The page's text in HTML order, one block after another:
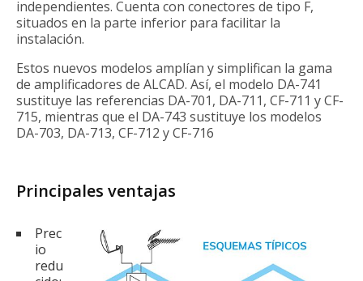
independientes. Cuenta con conectores de tipo F,
situados en la parte inferior para facilitar la
instalación.
Estos nuevos modelos amplían y simplifican la gama
de amplificadores de ALCAD. Así, el modelo DA-741
sustituye las referencias DA-701, DA-711, CF-711 y CF-
715, mientras que el DA-743 sustituye los modelos
DA-703, DA-713, CF-712 y CF-716
Principales ventajas
Prec
io
redu